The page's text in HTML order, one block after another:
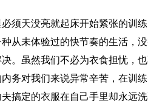
须天没亮就起床开始紧张的训
从未体验过的快节奏的生活，
。虽然我们不必为衣食担忧，
务对我们来说异常辛苦，在训
搞定的衣服在自己手里却永远洗